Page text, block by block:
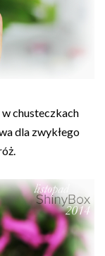
chusteczkach
dla zwykłego